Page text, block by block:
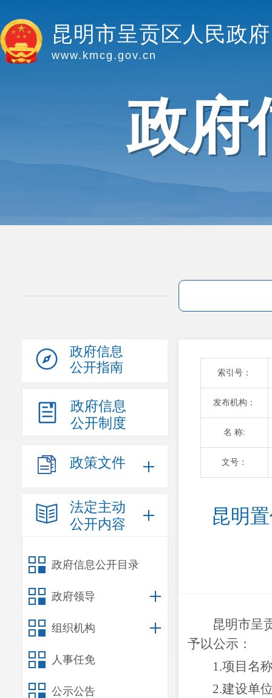
昆明市呈贡区人民政府
www.kmcg.gov.cn
政府
政府信息
公开指南
政府信息
公开制度
政策文件
法定主动
公开内容
政府信息公开目录
政府领导
组织机构
人事任免
公示公告
索引号：
发布机构：
名 称:
文号：
昆明
昆明市呈
予以公示：
1.项目名
2.建设单